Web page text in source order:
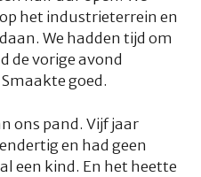
het industrieterrein en
We hadden tijd om
de vorige avond
goed.
ons pand. Vijf jaar
en had geen
een kind. En het heette